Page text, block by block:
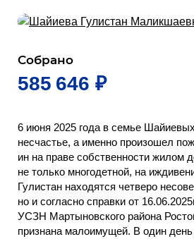
Собрано
585 646 ₽
6 июня 2025 года в семье
несчастье, а именно произошел
ин на праве собственности жилом
не только многодетной, на
Гулистан находятся четверо
но и согласно справки от
УСЗН Мартыновского района
признана малоимущей. В один